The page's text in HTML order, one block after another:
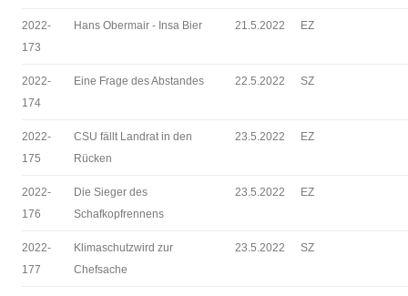
2022-
173
Hans Obermair - Insa Bier 21.5.2022 EZ
2022-
174
Eine Frage des Abstandes 22.5.2022 SZ
2022-
175
CSU fällt Landrat in den
Rücken
23.5.2022 EZ
2022-
176
Die Sieger des
Schafkopfrennens
23.5.2022 EZ
2022-
177
Klimaschutzwird zur
Chefsache
23.5.2022 SZ